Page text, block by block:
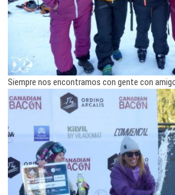
Siempre nos encontramos con gente con